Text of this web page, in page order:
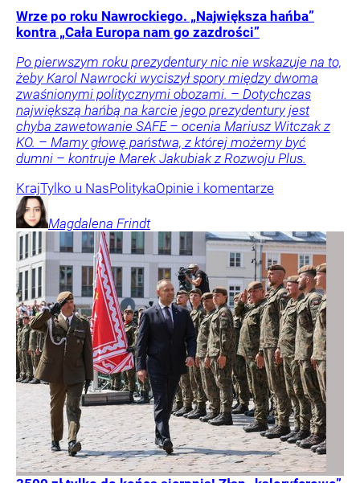
Wrze po roku Nawrockiego. „Największa hańba”
kontra „Cała Europa nam go zazdrości”
Po pierwszym roku prezydentury nic nie wskazuje na to,
żeby Karol Nawrocki wyciszył spory między dwoma
zwaśnionymi politycznymi obozami. – Dotychczas
największą hańbą na karcie jego prezydentury jest
chyba zawetowanie SAFE – ocenia Mariusz Witczak z
KO. – Mamy głowę państwa, z której możemy być
dumni – kontruje Marek Jakubiak z Rozwoju Plus.
KrajTylko u NasPolitykaOpinie i komentarze
Magdalena Frindt